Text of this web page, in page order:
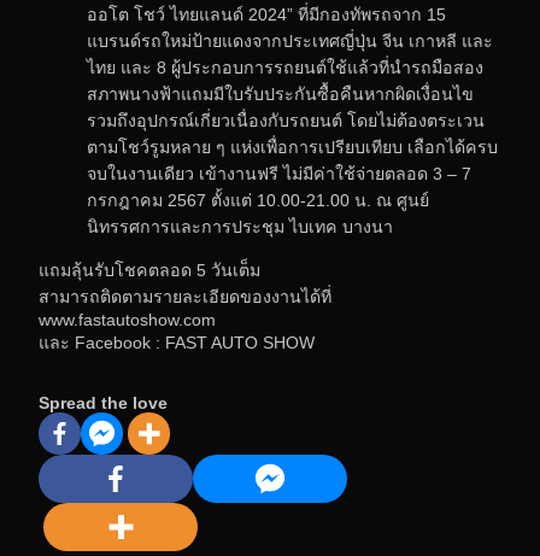
ออโต โชว์ ไทยแลนด์ 2024” ที่มีกองทัพรถจาก 15
แบรนด์รถใหม่ป้ายแดงจากประเทศญี่ปุ่น จีน เกาหลี และ
ไทย และ 8 ผู้ประกอบการรถยนต์ใช้แล้วที่นำรถมือสอง
สภาพนางฟ้าแถมมีใบรับประกันซื้อคืนหากผิดเงื่อนไข
รวมถึงอุปกรณ์เกี่ยวเนื่องกับรถยนต์ โดยไม่ต้องตระเวน
ตามโชว์รูมหลาย ๆ แห่งเพื่อการเปรียบเทียบ เลือกได้ครบ
จบในงานเดียว เข้างานฟรี ไม่มีค่าใช้จ่ายตลอด 3 – 7
กรกฎาคม 2567 ตั้งแต่ 10.00-21.00 น. ณ ศูนย์
นิทรรศการและการประชุม ไบเทค บางนา
แถมลุ้นรับโชคตลอด 5 วันเต็ม
สามารถติดตามรายละเอียดของงานได้ที่
www.fastautoshow.com
และ Facebook : FAST AUTO SHOW
Spread the love